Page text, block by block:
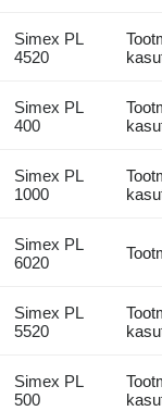
Simex PL
4520
Simex PL
400
Simex PL
1000
Simex PL
6020
Simex PL
5520
Simex PL
500